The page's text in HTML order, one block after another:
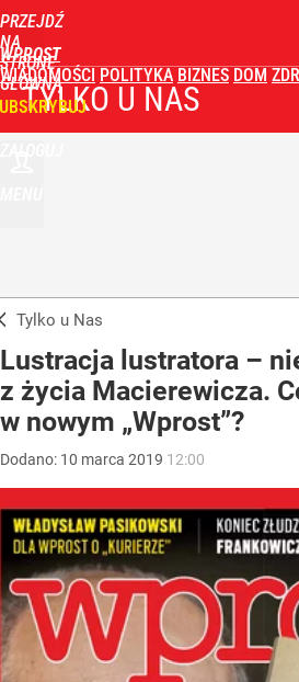
PRZEJDŹ
NA
STRONĘ
GŁÓWNĄ
WPROST
WIADOMOŚCI POLITYKA BIZNES DOM
TYLKO U NAS
Tylko u Nas
Lustracja lustratora –
z życia Macierewicza.
w nowym „Wprost”?
Dodano: 10 marca 2019 12:00